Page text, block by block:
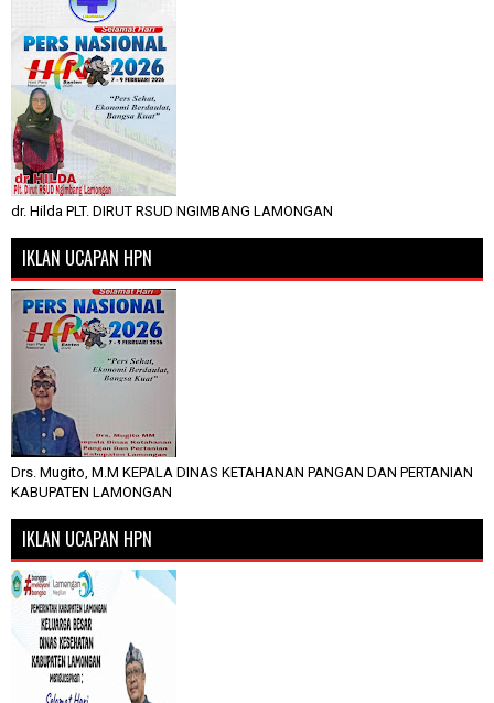
dr. Hilda PLT. DIRUT RSUD NGIMBANG LAMONGAN
IKLAN UCAPAN HPN
Drs. Mugito, M.M KEPALA DINAS KETAHANAN PANGAN DAN PERTANIAN
KABUPATEN LAMONGAN
IKLAN UCAPAN HPN